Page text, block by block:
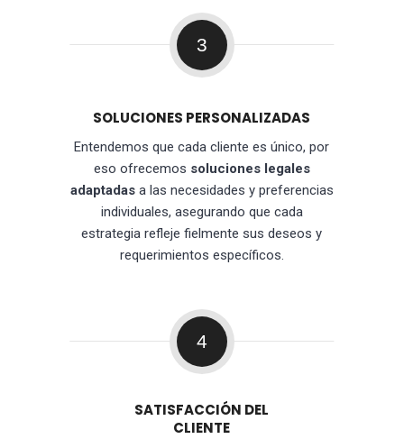
3
SOLUCIONES PERSONALIZADAS
Entendemos que cada cliente es único, por
eso ofrecemos soluciones legales
adaptadasa las necesidades y preferencias
individuales, asegurando que cada
estrategia refleje fielmente sus deseos y
requerimientos específicos.
4
SATISFACCIÓN DEL
CLIENTE